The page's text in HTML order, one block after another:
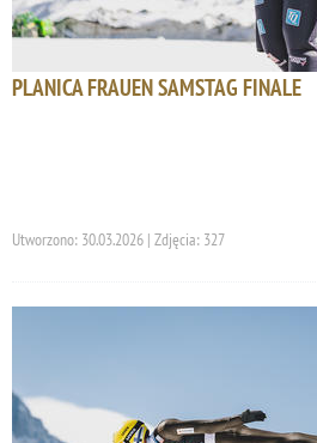
PLANICA FRAUEN SAMSTAG FINALE
Utworzono: 30.03.2026 | Zdjęcia: 327